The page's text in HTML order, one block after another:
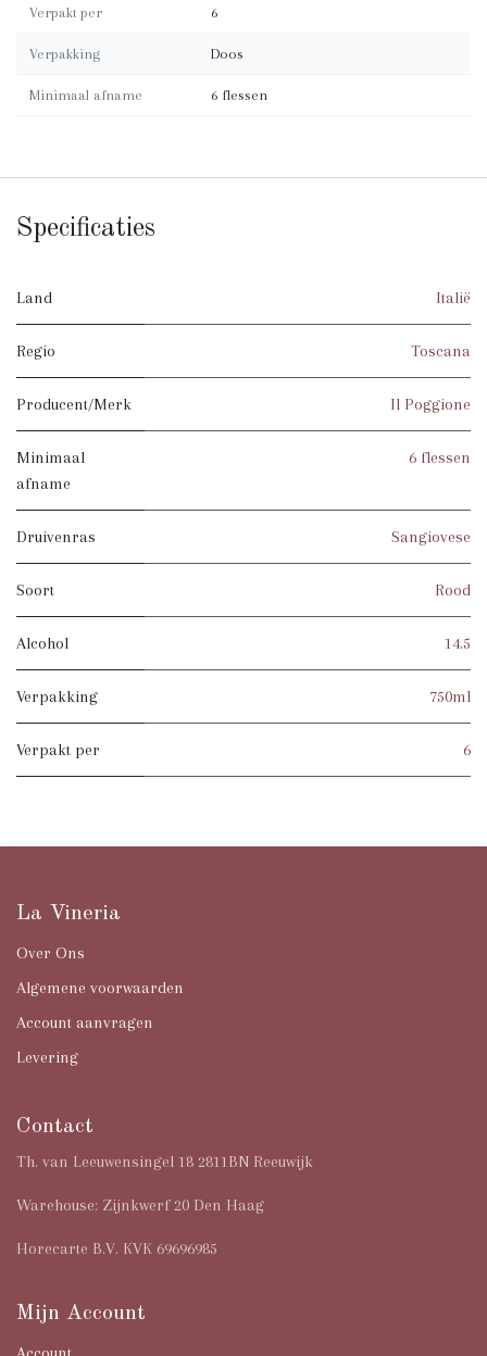
Verpakt per 6
Verpakking Doos
Minimaal afname 6 flessen
Specificaties
Land Italië
Regio Toscana
Producent/Merk Il Poggione
Minimaal
afname
6 flessen
Druivenras Sangiovese
Soort Rood
Alcohol 14.5
Verpakking 750ml
Verpakt per 6
La Vineria
Over Ons
Algemene voorwaarden
Account aanvragen
Levering
Contact
Th. van Leeuwensingel 18 2811BN Reeuwijk
Warehouse: Zijnkwerf 20 Den Haag
Horecarte B.V. KVK 69696985
Mijn Account